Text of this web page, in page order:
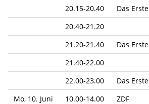
20.15-20.40
Das Erste
20.40-21.20
21.20-21.40
Das Erste
21.40-22.00
22.00-23.00
Das Erste
Mo, 10. Juni
10.00-14.00 ZDF